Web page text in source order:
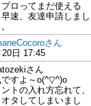
ロってまだ使える
速、友達申請しまし
さん
20日 17:45
さん
ですよ～o(^▽^)o
トの入れ方忘れて、
タしてしまいまし